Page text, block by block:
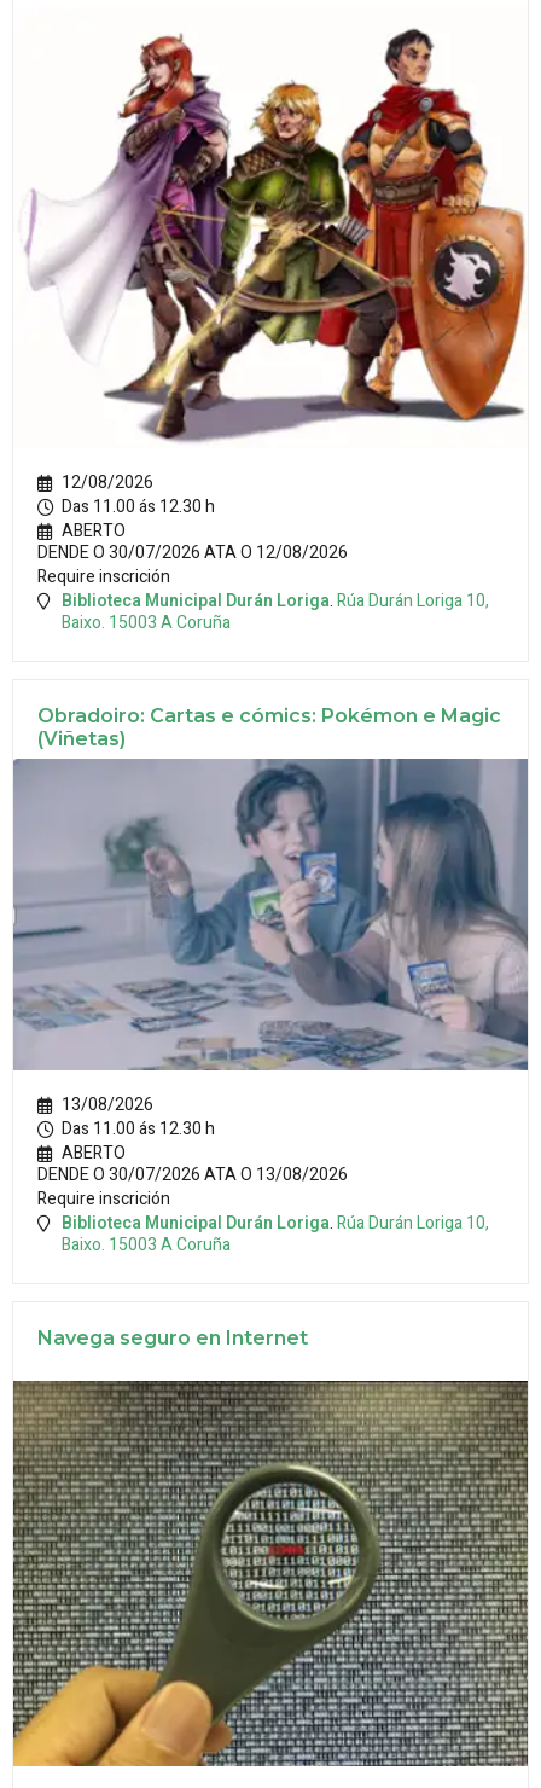
12/08/2026
Das 11.00 ás 12.30 h
ABERTO
DENDE O 30/07/2026 ATA O 12/08/2026
Require inscrición
Biblioteca Municipal Durán Loriga.Rúa Durán Loriga 10,
Baixo. 15003A Coruña
Obradoiro: Cartas e cómics: Pokémon e Magic
(Viñetas)
13/08/2026
Das 11.00 ás 12.30 h
ABERTO
DENDE O 30/07/2026 ATA O 13/08/2026
Require inscrición
Biblioteca Municipal Durán Loriga.Rúa Durán Loriga 10,
Baixo. 15003A Coruña
Navega seguro en Internet